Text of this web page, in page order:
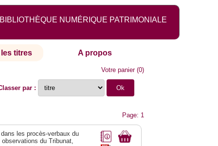
BIBLIOTHÈQUE NUMÉRIQUE PATRIMONIALE
titres A propos
Votre panier(0)
par :
Page: 1
les procès-verbaux du
du Tribunat,